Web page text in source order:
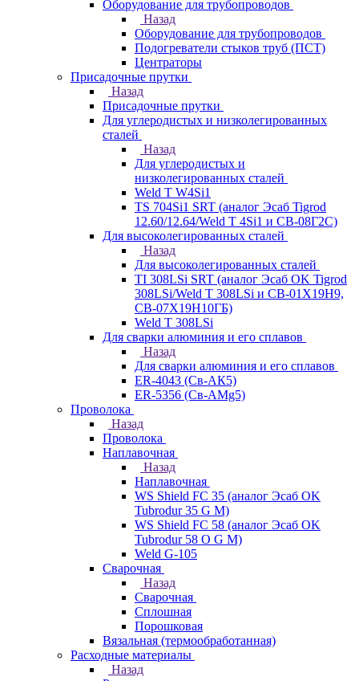
Оборудование для трубопроводов
Назад
Оборудование для трубопроводов
Подогреватели стыков труб (ПСТ)
Центраторы
Присадочные прутки
Назад
Присадочные прутки
Для углеродистых и низколегированных
сталей
Назад
Для углеродистых и
низколегированных сталей
Weld T W4Si1
TS 704Si1 SRT (аналог Эсаб Tigrod
12.60/12.64/Weld T 4Si1 и СВ-08Г2С)
Для высоколегированных сталей
Назад
Для высоколегированных сталей
TI 308LSi SRT (аналог Эсаб OK Tigrod
308LSi/Weld T 308LSi и СВ-01Х19Н9,
СВ-07Х19Н10ГБ)
Weld T 308LSi
Для сварки алюминия и его сплавов
Назад
Для сварки алюминия и его сплавов
ER-4043 (Св-АК5)
ER-5356 (Св-АМg5)
Проволока
Назад
Проволока
Наплавочная
Назад
Наплавочная
WS Shield FC 35 (аналог Эсаб OK
Tubrodur 35 G M)
WS Shield FC 58 (аналог Эсаб OK
Tubrodur 58 O G M)
Weld G-105
Сварочная
Назад
Сварочная
Сплошная
Порошковая
Вязальная (термообработанная)
Расходные материалы
Назад